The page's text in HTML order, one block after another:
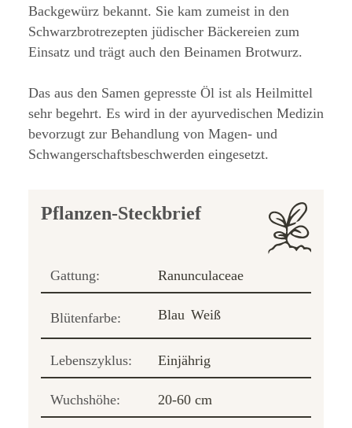
Backgewürz bekannt. Sie kam zumeist in den
Schwarzbrotrezepten jüdischer Bäckereien zum
Einsatz und trägt auch den Beinamen Brotwurz.
Das aus den Samen gepresste Öl ist als Heilmittel
sehr begehrt. Es wird in der ayurvedischen Medizin
bevorzugt zur Behandlung von Magen- und
Schwangerschaftsbeschwerden eingesetzt.
Pflanzen-Steckbrief
Gattung: Ranunculaceae
Blütenfarbe: Blau Weiß
Lebenszyklus: Einjährig
Wuchshöhe: 20-60 cm